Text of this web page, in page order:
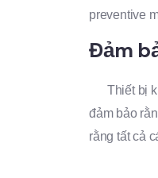
preventive
Đảm
Thiết bị
đảm bảo
rằng tất cả